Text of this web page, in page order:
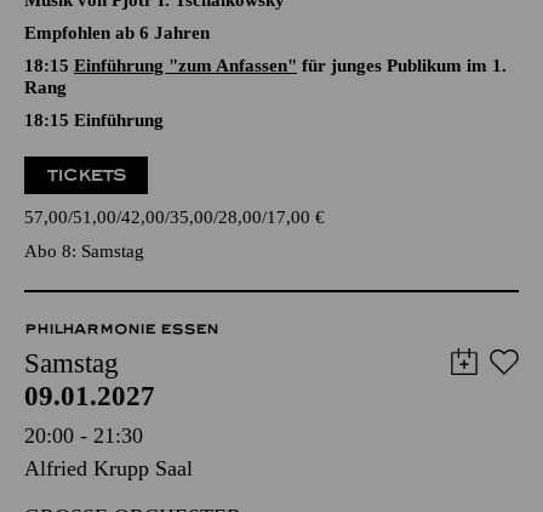
Ballett in zwei Akten von Youri Vámos nach Charles Dickens
Musik von Pjotr I. Tschaikowsky
Rang
18:15 Einführung
TICKETS
57,00 51,00 42,00 35,00 28,00 17,00€
Abo 8: Samstag
PHILHARMONIE ESSEN
Samstag
09.01.2027